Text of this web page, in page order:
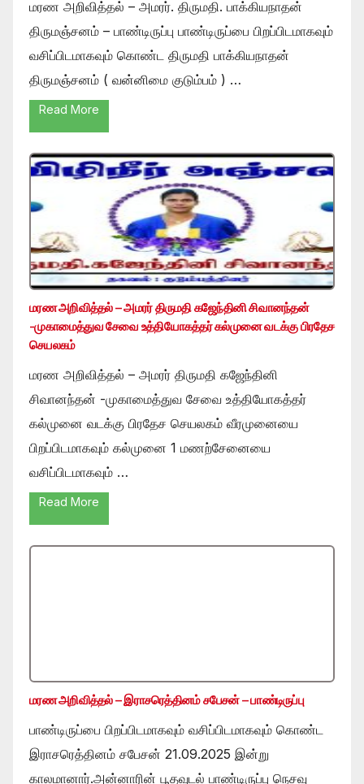
மரண அறிவித்தல் – அமரர். திருமதி. பாக்கியநாதன்
திருமஞ்சனம் – பாண்டிருப்பு பாண்டிருப்பை பிறப்பிடமாகவும்
வசிப்பிடமாகவும் கொண்ட திருமதி பாக்கியநாதன்
திருமஞ்சனம் ( வன்னிமை குடும்பம் ) …
Read More
மரண அறிவித்தல் – அமரர் திருமதி கஜேந்தினி சிவானந்தன்
-முகாமைத்துவ சேவை உத்தியோகத்தர் கல்முனை வடக்கு பிரதேச
செயலகம்
மரண அறிவித்தல் – அமரர் திருமதி கஜேந்தினி
சிவானந்தன் -முகாமைத்துவ சேவை உத்தியோகத்தர்
கல்முனை வடக்கு பிரதேச செயலகம் வீரமுனையை
பிறப்பிடமாகவும் கல்முனை 1 மணற்சேனையை
வசிப்பிடமாகவும் …
Read More
மரண அறிவித்தல் – இராசரெத்தினம் சபேசன் – பாண்டிருப்பு
பாண்டிருப்பை பிறப்பிடமாகவும் வசிப்பிடமாகவும் கொண்ட
இராசரெத்தினம் சபேசன் 21.09.2025 இன்று
காலமானார்.அன்னாரின் பூதவுடல் பாண்டிருப்பு நெசவு